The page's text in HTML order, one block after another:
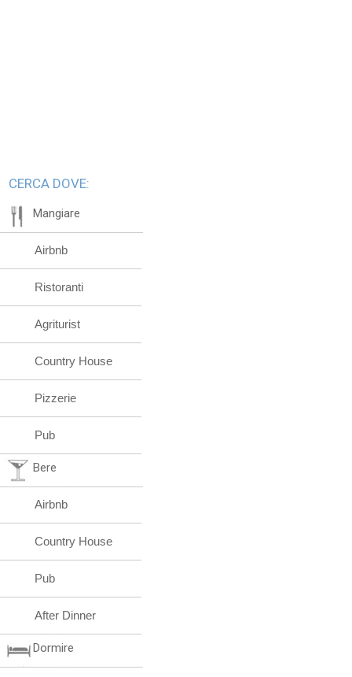
CERCA DOVE:
Mangiare
Airbnb
Ristoranti
Agriturist
Country House
Pizzerie
Pub
Bere
Airbnb
Country House
Pub
After Dinner
Dormire